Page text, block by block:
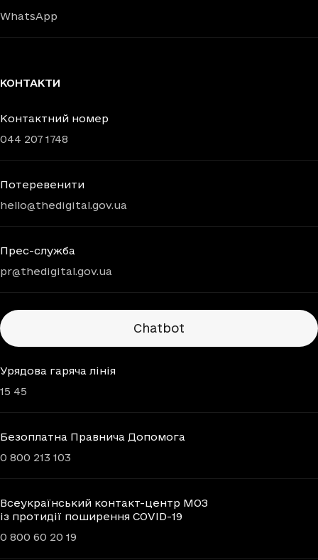
WhatsApp
КОНТАКТИ
Контактний номер
044 207 1748
Потеревенити
hello@thedigital.gov.ua
Прес-служба
pr@thedigital.gov.ua
Chatbots
Chatbot
Урядова гаряча лінія
15 45
Безоплатна Правнича Допомога
0 800 213 103
Всеукраїнський контакт-центр МОЗ
із протидії поширення COVID-19
0 800 60 20 19